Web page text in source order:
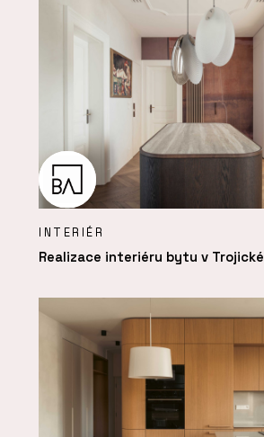
INTERIÉR
Realizace interiéru bytu v Trojické